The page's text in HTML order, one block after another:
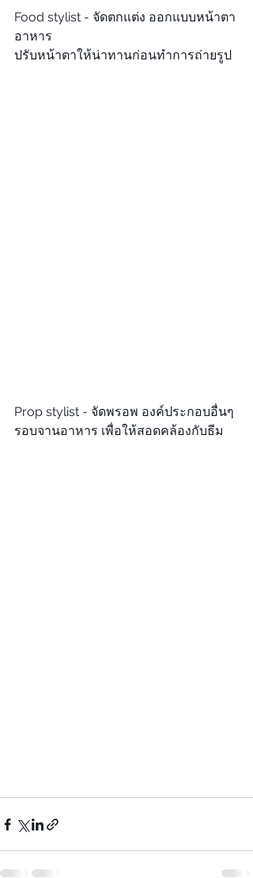
Food stylist - จัดตกแต่ง ออกแบบหน้าตา
อาหาร
ปรับหน้าตาให้น่าทานก่อนทำการถ่ายรูป
Prop stylist - จัดพรอพ องค์ประกอบอื่นๆ
รอบจานอาหาร เพื่อให้สอดคล้องกับธีม